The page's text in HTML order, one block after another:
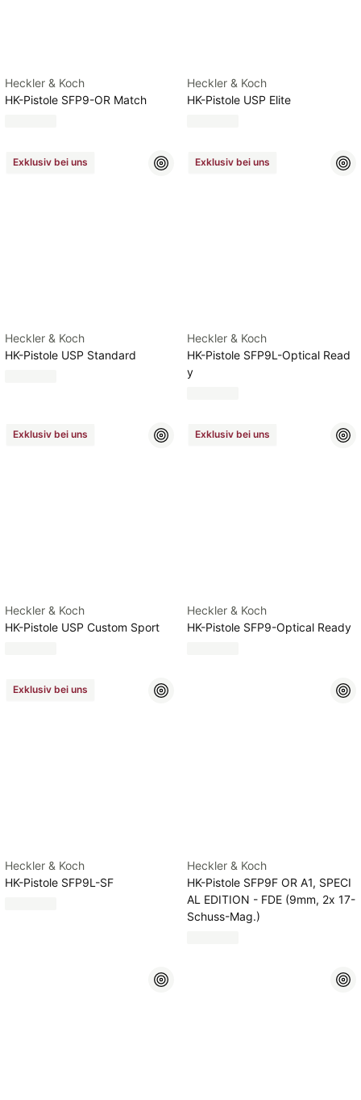
Heckler & Koch
HK-Pistole SFP9-OR Match
Heckler & Koch
HK-Pistole USP Elite
Exklusiv bei uns
Heckler & Koch
HK-Pistole USP Standard
Exklusiv bei uns
Heckler & Koch
HK-Pistole SFP9L-Optical Read
y
Exklusiv bei uns
Heckler & Koch
HK-Pistole USP Custom Sport
Exklusiv bei uns
Heckler & Koch
HK-Pistole SFP9-Optical Ready
Exklusiv bei uns
Heckler & Koch
HK-Pistole SFP9L-SF
Heckler & Koch
HK-Pistole SFP9F OR A1, SPECI
AL EDITION - FDE (9mm, 2x 17-
Schuss-Mag.)